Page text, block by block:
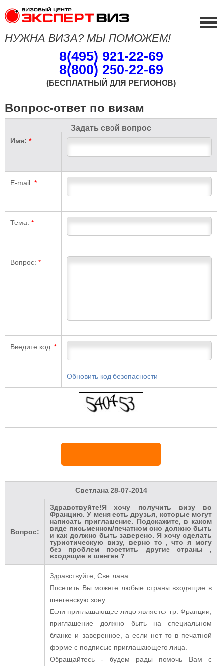
НУЖНА ВИЗА? МЫ ПОМОЖЕМ!
8(495) 921-22-69
8(800) 250-22-69
(БЕСПЛАТНЫЙ ДЛЯ РЕГИОНОВ)
Вопрос-ответ по визам
Задать свой вопрос
Имя: *
E-mail: *
Тема: *
Вопрос: *
Введите код: *
Обновить код безопасности
Светлана 28-07-2014
Вопрос:
Здравствуйте!Я хочу получить визу во
Францию. У меня есть друзья, которые могут
написать приглашение. Подскажите, в каком
виде письменном/печатном оно должно быть
и как должно быть заверено. Я хочу сделать
туристическую визу, верно то , что я могу
без проблем посетить другие страны ,
входящие в шенген ?
Здравствуйте, Светлана.
Посетить Вы можете любые страны входящие в
шенгенскую зону.
Если приглашающее лицо является гр. Франции,
приглашение должно быть на специальном
бланке и заверенное, а если нет то в печатной
форме с подписью приглашающего лица.
Обращайтесь - будем рады помочь Вам с